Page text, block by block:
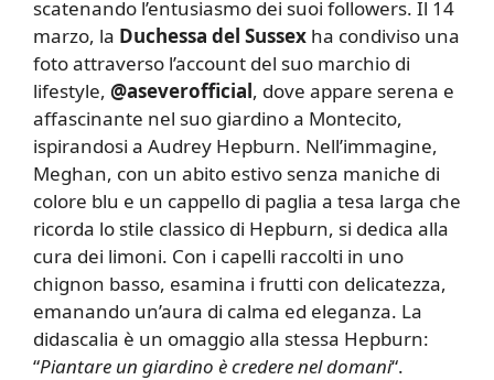
scatenando l’entusiasmo dei suoi followers. Il 14
marzo, la Duchessa del Sussex ha condiviso una
foto attraverso l’account del suo marchio di
lifestyle, @aseverofficial, dove appare serena e
affascinante nel suo giardino a Montecito,
ispirandosi a Audrey Hepburn. Nell’immagine,
Meghan, con un abito estivo senza maniche di
colore blu e un cappello di paglia a tesa larga che
ricorda lo stile classico di Hepburn, si dedica alla
cura dei limoni. Con i capelli raccolti in uno
chignon basso, esamina i frutti con delicatezza,
emanando un’aura di calma ed eleganza. La
didascalia è un omaggio alla stessa Hepburn:
“Piantare un giardino è credere nel domani“.